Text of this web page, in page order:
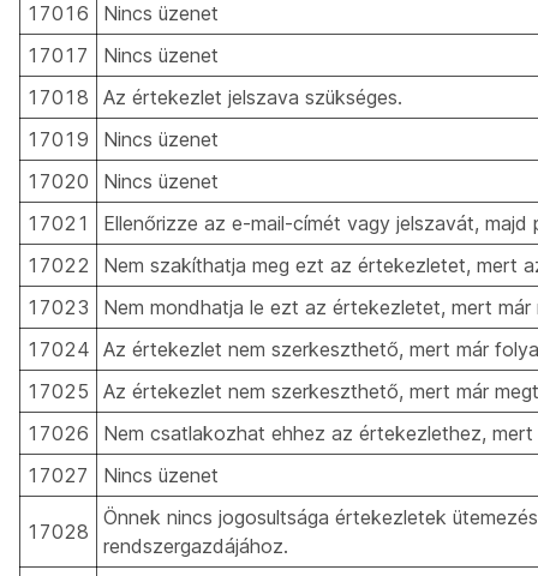
17016
Nincs üzenet
17017
Nincs üzenet
17018
Az értekezlet jelszava szükséges.
17019
Nincs üzenet
17020
Nincs üzenet
17021
Ellenőrizze az e-mail-címét vagy jelszavát, majd
17022
Nem szakíthatja meg ezt az értekezletet, mert
17023
Nem mondhatja le ezt az értekezletet, mert
17024 Az értekezlet nem szerkeszthető, mert már
17025
Az értekezlet nem szerkeszthető, mert már
17026
Nem csatlakozhat ehhez az értekezlethez,
17027
Nincs üzenet
17028
Önnek nincs jogosultsága értekezletek
rendszergazdájához.